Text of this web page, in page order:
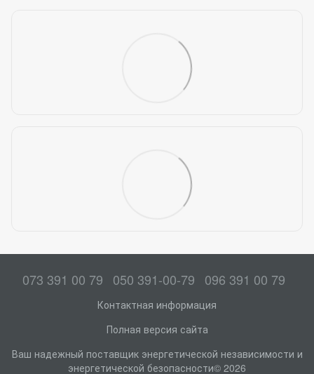
073 391 00 79 050 391-00-79 096 391 00 79
Контактная информация
Полная версия сайта
Ваш надежный поставщик энергетической независимости и
энергетической безопасности© 2026